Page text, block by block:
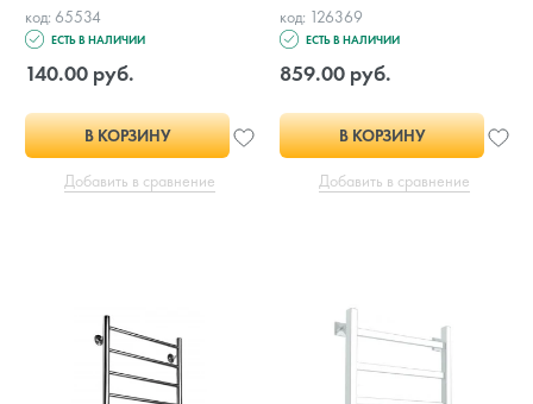
код: 65534
ЕСТЬ В НАЛИЧИИ
140.00 руб.
В КОРЗИНУ
Добавить в сравнение
код: 126369
ЕСТЬ В НАЛИЧИИ
859.00 руб.
В КОРЗИНУ
Добавить в сравнение